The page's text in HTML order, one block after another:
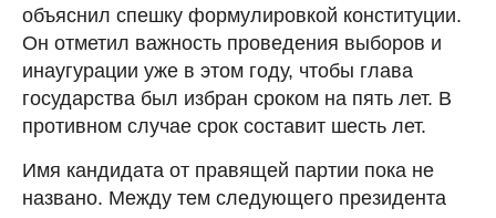
объяснил спешку формулировкой конституции.
Он отметил важность проведения выборов и
инаугурации уже в этом году, чтобы глава
государства был избран сроком на пять лет. В
противном случае срок составит шесть лет.
Имя кандидата от правящей партии пока не
названо. Между тем следующего президента